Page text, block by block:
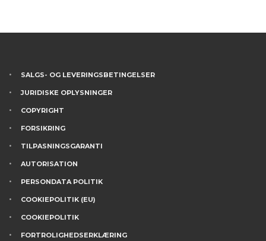
SALGS- OG LEVERINGSBETINGELSER
JURIDISKE OPLYSNINGER
COPYRIGHT
FORSIKRING
TILPASNINGSGARANTI
AUTORISATION
PERSONDATA POLITIK
COOKIEPOLITIK (EU)
COOKIEPOLITIK
FORTROLIGHEDSERKLÆRING